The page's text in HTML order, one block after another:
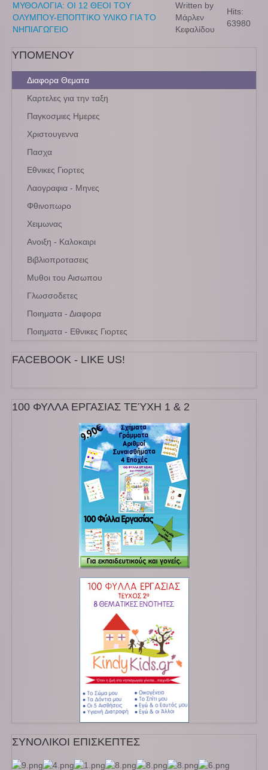
ΜΥΘΟΛΟΓΙΑ: ΟΙ 12 ΘΕΟΙ ΤΟΥ
ΟΛΥΜΠΟΥ-ΕΠΟΠΤΙΚΟ ΥΛΙΚΟ ΓΙΑ ΤΟ
ΝΗΠΙΑΓΩΓΕΙΟ
Written by
Μάρλεν
Κεφαλίδου
Hits:
63980
ΥΠΟΜΕΝΟΥ
Διαφορα Θεματα
Καρτελες για την ταξη
Παγκοσμιες Ημερες
Χριστουγεννα
Πασχα
Εθνικες Γιορτες
Λαογραφια - Μηνες
Φθινοπωρο
Χειμωνας
Ανοιξη - Καλοκαιρι
Βιβλιοπροτασεις
Μυθοι του Αισωπου
Γλωσσοδετες
Ποιηματα - Διαφορα
Ποιηματα - Εθνικες Γιορτες
FACEBOOK - LIKE US!
100 ΦΥΛΛΑ ΕΡΓΑΣΙΑΣ ΤΕΎΧΗ 1 & 2
ΣΥΝΟΛΙΚΟΙ ΕΠΙΣΚΕΠΤΕΣ